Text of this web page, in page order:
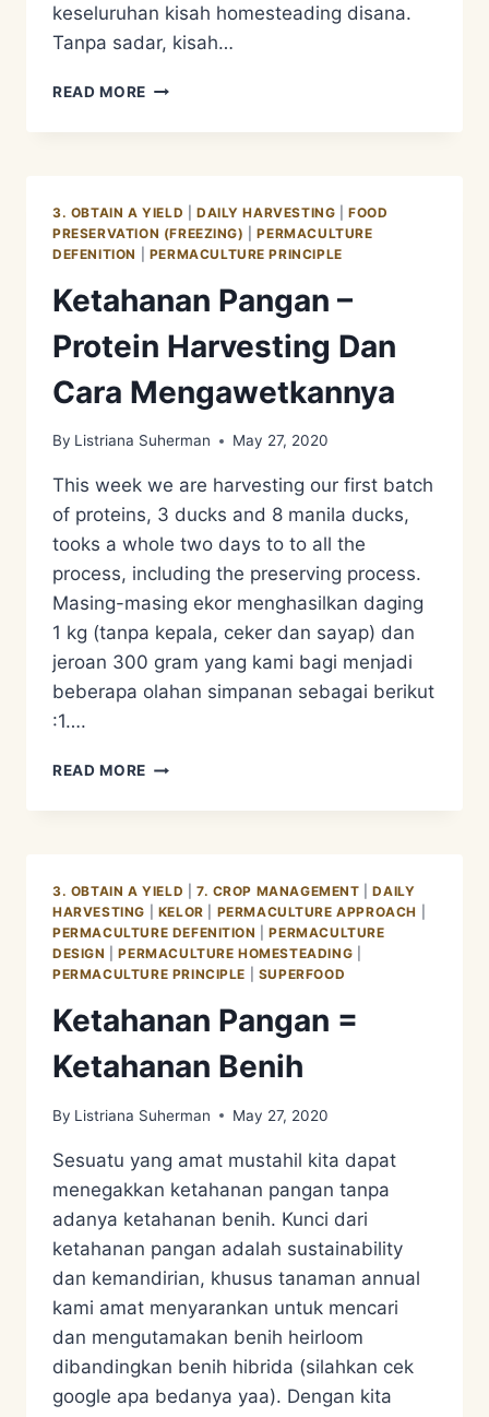
keseluruhan kisah homesteading disana.
Tanpa sadar, kisah…
READ MORE KETAHANAN
–
3. OBTAIN A YIELD DAILY HARVESTING |FOOD
PRESERVATION (FREEZING)
|PERMACULTURE
DEFENITION
PERMACULTURE PRINCIPLE
Ketahanan Pangan –
Protein Harvesting Dan
Cara Mengawetkannya
By Listriana Suherman May 27, 2020
This week we are harvesting our first batch
of proteins, 3 ducks and 8 manila ducks,
tooks a whole two days to to all the
process, including the preserving process.
Masing-masing ekor menghasilkan daging
1 kg (tanpa kepala, ceker dan sayap) dan
jeroan 300 gram yang kami bagi menjadi
beberapa olahan simpanan sebagai berikut
:1….
READ MORE KETAHANAN
–
CARA
MENGAWETKANNYA
3. OBTAIN A YIELD 7. CROP MANAGEMENT |DAILY
HARVESTING
KELOR PERMACULTURE APPROACH
PERMACULTURE DEFENITION
|PERMACULTURE
DESIGN
|PERMACULTURE HOMESTEADING
PERMACULTURE PRINCIPLE
SUPERFOOD
Ketahanan Pangan =
Ketahanan Benih
By Listriana Suherman May 27, 2020
Sesuatu yang amat mustahil kita dapat
menegakkan ketahanan pangan tanpa
adanya ketahanan benih. Kunci dari
ketahanan pangan adalah sustainability
dan kemandirian, khusus tanaman annual
kami amat menyarankan untuk mencari
dan mengutamakan benih heirloom
dibandingkan benih hibrida (silahkan cek
google apa bedanya yaa). Dengan kita